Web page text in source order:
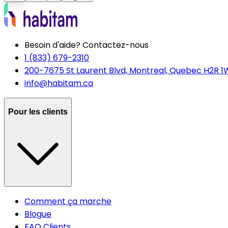
Besoin d'aide? Contactez-nous
1 (833) 679-2310
200-7675 St Laurent Blvd, Montreal, Quebec H2R
info@habitam.ca
Pour les clients
Comment ça marche
Blogue